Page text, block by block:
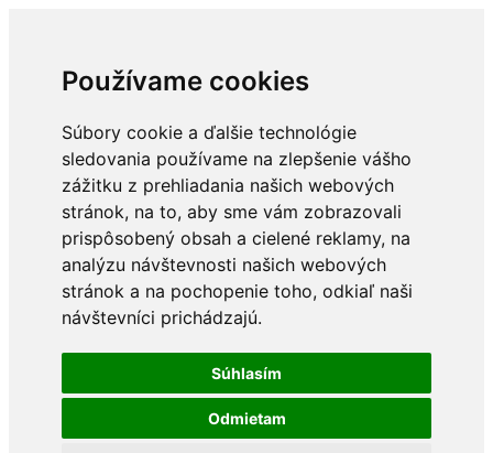
Používame cookies
Súbory cookie a ďalšie technológie
sledovania používame na zlepšenie vášho
zážitku z prehliadania našich webových
stránok, na to, aby sme vám zobrazovali
prispôsobený obsah a cielené reklamy, na
analýzu návštevnosti našich webových
stránok a na pochopenie toho, odkiaľ naši
návštevníci prichádzajú.
Súhlasím
Odmietam